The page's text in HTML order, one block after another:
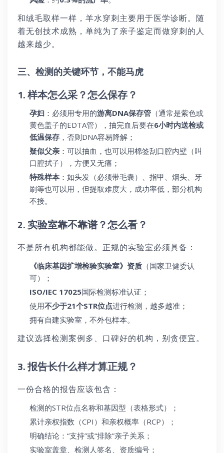
和绒毛取样一样，羊水穿刺主要用于医学诊断。随
着无创技术成熟，单纯为了亲子鉴定而做穿刺的人
越来越少。
三、检测的关键环节，不能马虎
1. 样本怎么采？怎么保存？
孕妇 ：必须用专用的游离DNA保存管 （通常是紫色或
黄色盖子的EDTA管），抽完血后要在6小时内送检或
低温保存 ，否则DNA容易降解；
疑似父亲 ：可以抽血，也可以用棉签刮口腔内壁（叫
口腔拭子），方便又无痛；
特殊样本：如头发（必须带毛囊）、指甲、烟头、牙
刷等也可以用，但提取难度大，成功率低，部分机构
不接。
2. 实验室靠不靠谱？怎么看？
不是所有机构都能做。正规的实验室必须具备：
《临床基因扩增检验实验室》资质 （国家卫健委认
可）；
ISO/IEC 17025国际检测标准认证；
使用不少于21个STR位点进行检测，越多越准；
拥有自建实验室，不外包样本。
建议选择检测案例多、口碑好的机构，别贪便宜。
3. 报告长什么样才算正规？
一份合格的报告应该包含：
检测的STR位点名称和基因型（表格形式）；
累计亲权指数（CPI）和亲权概率（RCP）；
明确结论：“支持”或“排除”亲子关系；
实验室盖章、检测人签名、资质编号；